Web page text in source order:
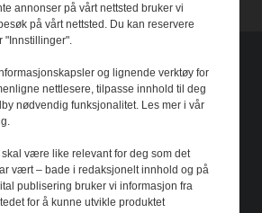
annonser på vårt nettsted bruker vi
på vårt nettsted. Du kan reservere
"Innstillinger".
og lignende verktøy for
nettlesere, tilpasse innhold til deg
nødvendig funksjonalitet. Les mer i vår
være like relevant for deg som det
vært – bade i redaksjonelt innhold og på
publisering bruker vi informasjon fra
for å kunne utvikle produktet